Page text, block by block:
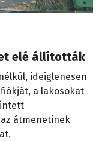
elé állították
ideiglenesen
a lakosokat
átmenetinek